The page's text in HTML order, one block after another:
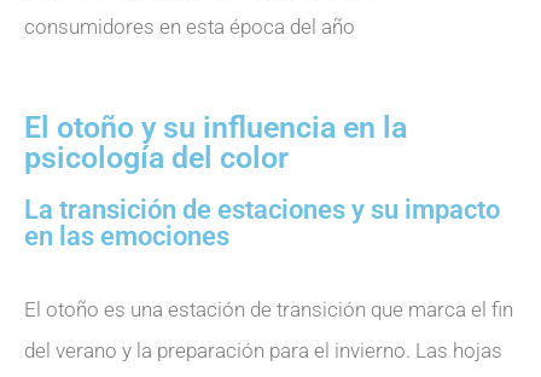
consumidores en esta época del año
El otoño y su influencia en la
psicología del color
La transición de estaciones y su impacto
en las emociones
El otoño es una estación de transición que marca el fin
del verano y la preparación para el invierno. Las hojas